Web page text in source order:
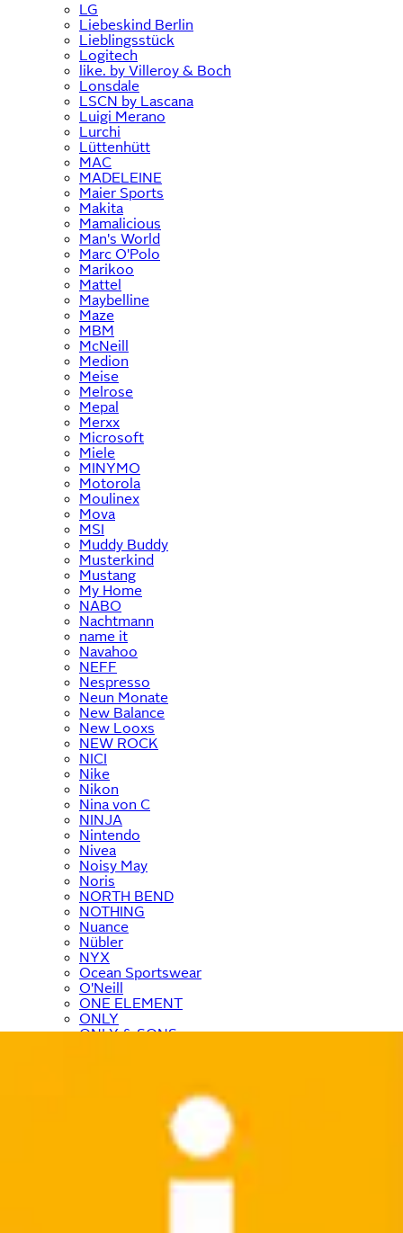
LG
Liebeskind Berlin
Lieblingsstück
Logitech
like. by Villeroy & Boch
Lonsdale
LSCN by Lascana
Luigi Merano
Lurchi
Lüttenhütt
MAC
MADELEINE
Maier Sports
Makita
Mamalicious
Man's World
Marc O'Polo
Marikoo
Mattel
Maybelline
Maze
MBM
McNeill
Medion
Meise
Melrose
Mepal
Merxx
Microsoft
Miele
MINYMO
Motorola
Moulinex
Mova
MSI
Muddy Buddy
Musterkind
Mustang
My Home
NABO
Nachtmann
name it
Navahoo
NEFF
Nespresso
Neun Monate
New Balance
New Looxs
NEW ROCK
NICI
Nike
Nikon
Nina von C
NINJA
Nintendo
Nivea
Noisy May
Noris
NORTH BEND
NOTHING
Nuance
Nübler
NYX
Ocean Sportswear
O'Neill
ONE ELEMENT
ONLY
ONLY & SONS